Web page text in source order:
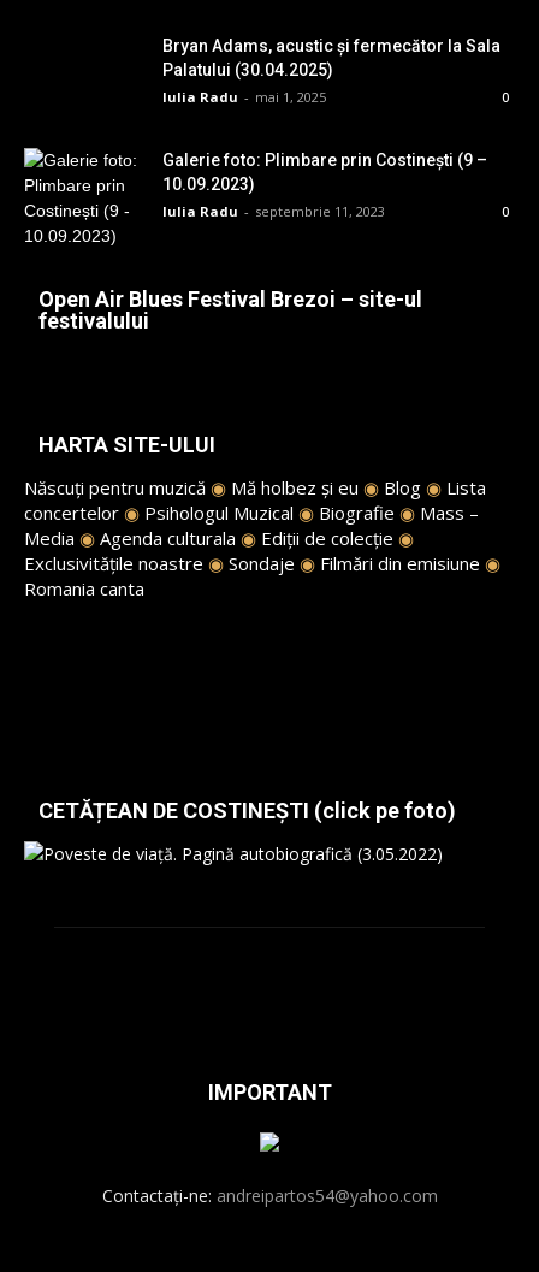
Bryan Adams, acustic și fermecător la Sala
Palatului (30.04.2025)
Iulia Radu - mai 1, 2025 0
Galerie foto: Plimbare prin Costinești (9 –
10.09.2023)
Iulia Radu - septembrie 11, 2023 0
Open Air Blues Festival Brezoi – site-ul
festivalului
HARTA SITE-ULUI
Născuți pentru muzică ◉ Mă holbez și eu ◉ Blog ◉ Lista
concertelor ◉ Psihologul Muzical ◉ Biografie ◉ Mass –
Media ◉ Agenda culturala ◉ Ediții de colecție ◉
Exclusivitățile noastre ◉ Sondaje ◉ Filmări din emisiune ◉
Romania canta
CETĂȚEAN DE COSTINEȘTI (click pe foto)
IMPORTANT
Contactați-ne: andreipartos54@yahoo.com